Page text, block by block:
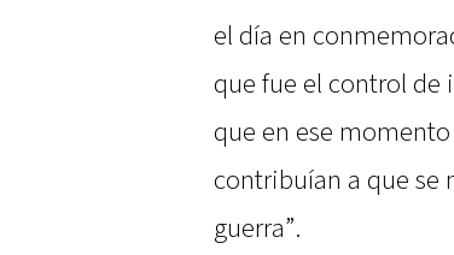
el día en
que fue el control de
que en ese
contribuían a que se
guerra”.